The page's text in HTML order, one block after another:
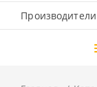
Производители